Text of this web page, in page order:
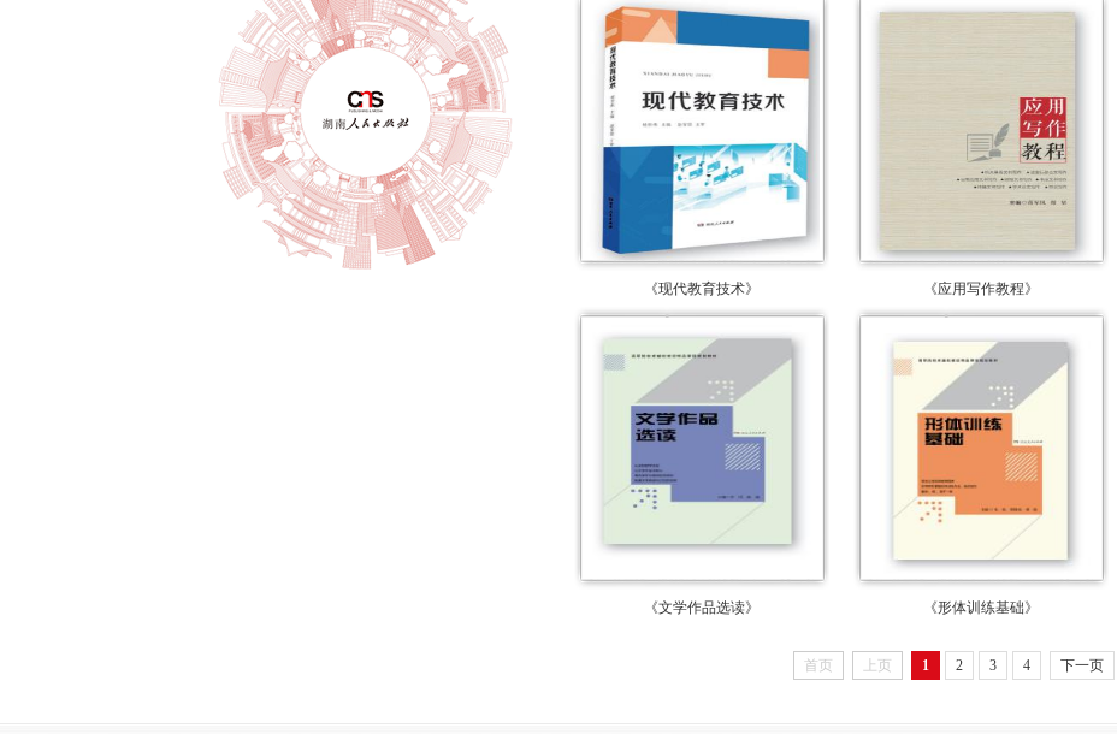
《现代教育技术》 《应用写作教程》
《文学作品选读》 《形体训练基础》
首页 上页 1 2 3 4 下一页